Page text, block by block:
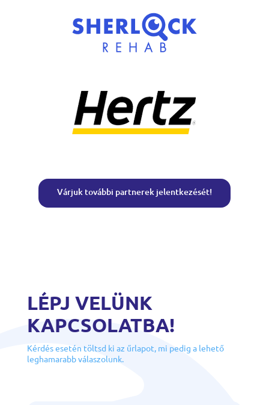
Várjuk további partnerek jelentkezését!
LÉPJ VELÜNK
KAPCSOLATBA!
Kérdés esetén töltsd ki az űrlapot, mi pedig a lehető
leghamarabb válaszolunk.